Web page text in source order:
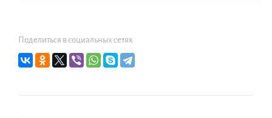
Поделиться в социальных сетях